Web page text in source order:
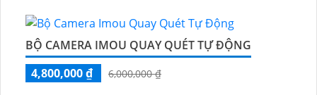
BỘ CAMERA IMOU QUAY QUÉT TỰ ĐỘNG
4,800,000 ₫
6,000,000 ₫